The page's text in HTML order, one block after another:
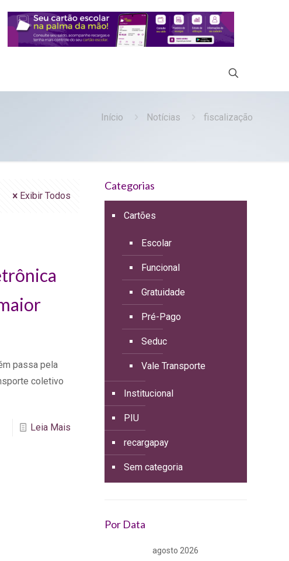
Início Notícias fiscalização
Exibir Todos
passa pela
coletivo
Leia Mais
Categorias
Cartões
Escolar
Funcional
Gratuidade
Pré-Pago
Seduc
Vale Transporte
Institucional
PIU
recargapay
Sem categoria
Por Data
agosto 2026